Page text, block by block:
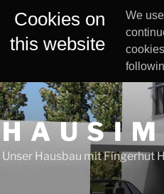
Cookies on
this website
We
H A U S I M
Unser Hausbau mit Fingerhut